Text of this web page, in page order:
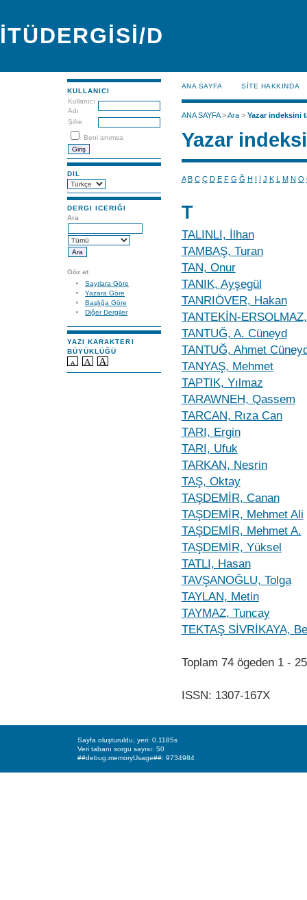
İTÜDERGİSİ/D
KULLANICI
Kullanıcı
Adı
Şifre
Beni anımsa
DIL
DERGI ICERIĞI
Ara
Göz at
Sayılara Göre
Yazara Göre
Başlığa Göre
Diğer Dergiler
YAZI KARAKTERI
BÜYÜKLÜĞÜ
ANA SAYFA SİTE HAKKINDA
ANA SAYFA>Ara> Yazar indeksini
Yazar
A B C Ç D E F G Ğ H I İ J K L M N O
T
TALINLI, İlhan
TAMBAŞ, Turan
TAN, Onur
TANIK, Ayşegül
TANRIÖVER, Hakan
TANTEKİN-
TANTUĞ, A. Cüneyd
TANTUĞ, Ahmet
TANYAŞ, Mehmet
TAPTIK, Yılmaz
TARAWNEH, Qassem
TARCAN, Rıza Can
TARI, Ergin
TARI, Ufuk
TARKAN, Nesrin
TAŞ, Oktay
TAŞDEMİR, Canan
TAŞDEMİR, Mehmet Ali
TAŞDEMİR, Mehmet A.
TAŞDEMİR, Yüksel
TATLI, Hasan
TAVŞANOĞLU, Tolga
TAYLAN, Metin
TAYMAZ, Tuncay
TEKTAŞ SİVRİKAYA,
Toplam 74 ögeden 1 -
ISSN: 1307-167X
Sayfa oluşturuldu, yeri: 0.1185s
Veri tabanı sorgu sayısı: 50
##debug.memoryUsage##: 9734984